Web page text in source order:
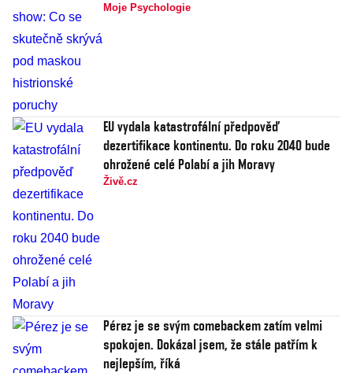
Moje Psychologie
EU vydala katastrofální předpověď
dezertifikace kontinentu. Do roku 2040 bude
ohrožené celé Polabí a jih Moravy
Živě.cz
Pérez je se svým comebackem zatím velmi
spokojen. Dokázal jsem, že stále patřím k
nejlepším, říká